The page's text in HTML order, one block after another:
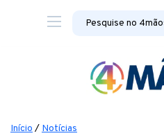
Início / Notícias